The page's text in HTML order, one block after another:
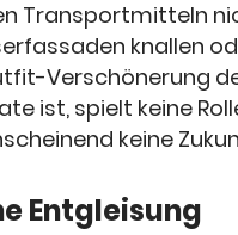
Transportmitteln
knallen
Verschönerung
ist, spielt keine
keine
Entgleisung